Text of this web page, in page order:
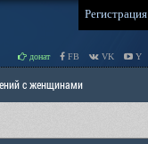
Регистрация
донат FB VK Y
с женщинами